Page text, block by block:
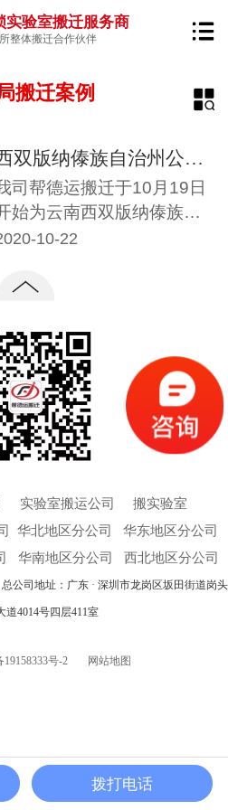
实验室搬迁服务商
整体搬迁合作伙伴
搬迁案例
西双版纳傣族自治州公安局刑科所专业仪器设备搬迁项目
司帮德运搬迁于10月19日
始为云南西双版纳傣族自
州公安局刑侦支队刑科所
迁，预算10天左右的工期。
刑侦支队刑科所几个专业
门的仪器搬迁，依次按照
化、痕迹、DNA的部门顺
进行，从西双版纳傣族自
州景洪市景德路西双版纳
安局科技楼搬运到5公里开
10-22
实验室搬运公司
搬实验室
华北地区分公司 华东地区分公司
区分公司 西北地区分公司
司地址：广东 · 深圳市龙岗区坂田街道岗头
道4014号四层411室
19158333号-2 网站地图
电话咨询 服务项目
拨打电话